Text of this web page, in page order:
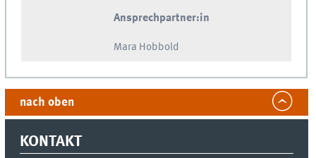
Ansprechpartner:in
Mara Hobbold
nach oben
KONTAKT